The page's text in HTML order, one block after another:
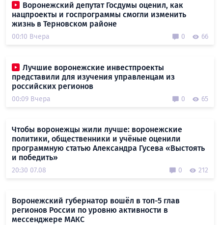
Воронежский депутат Госдумы оценил, как
нацпроекты и госпрограммы смогли изменить
жизнь в Терновском районе
00:10 Вчера 0 66
Лучшие воронежские инвестпроекты
представили для изучения управленцам из
российских регионов
00:09 Вчера 0 65
Чтобы воронежцы жили лучше: воронежские
политики, общественники и учёные оценили
программную статью Александра Гусева «Выстоять
и победить»
20:30 07.08 0 212
Воронежский губернатор вошёл в топ-5 глав
регионов России по уровню активности в
мессенджере МАКС